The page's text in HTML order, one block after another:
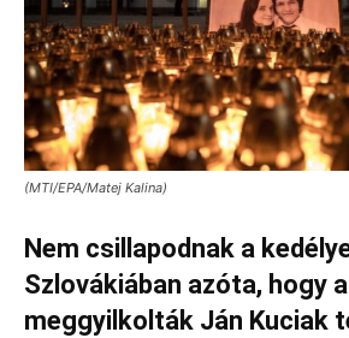
(MTI/EPA/Matej Kalina)
Nem csillapodnak a
Szlovákiában azóta, hogy
meggyilkolták Ján Kuciak